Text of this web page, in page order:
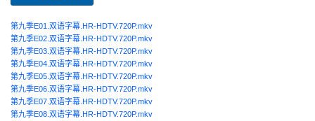
第九季E01.双语字幕.HR-HDTV.720P.mkv
第九季E02.双语字幕.HR-HDTV.720P.mkv
第九季E03.双语字幕.HR-HDTV.720P.mkv
第九季E04.双语字幕.HR-HDTV.720P.mkv
第九季E05.双语字幕.HR-HDTV.720P.mkv
第九季E06.双语字幕.HR-HDTV.720P.mkv
第九季E07.双语字幕.HR-HDTV.720P.mkv
第九季E08.双语字幕.HR-HDTV.720P.mkv